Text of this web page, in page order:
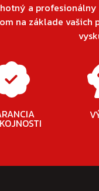
a
na základe vašich